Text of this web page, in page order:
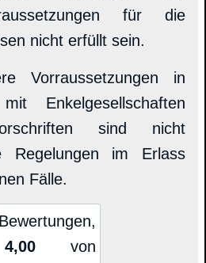
für die
nicht erfüllt sein.
Vorraussetzungen in
Enkelgesellschaften
sind nicht
Regelungen im Erlass
Fälle.
4,00von